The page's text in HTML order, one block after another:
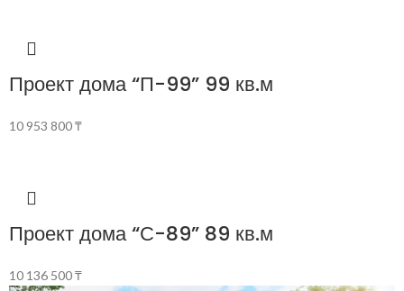
Проект дома “П-99” 99 кв.м
10 953 800₸
Проект дома “С-89” 89 кв.м
10 136 500₸